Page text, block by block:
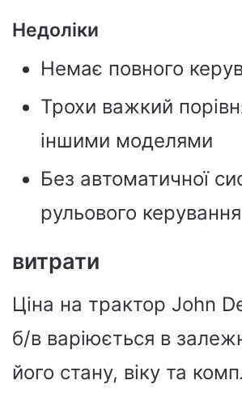
Недоліки
Немає повного
Трохи важкий
іншими моделями
Без автоматичної
рульового керування
витрати
Ціна на трактор John
б/в варіюється в
його стану, віку та